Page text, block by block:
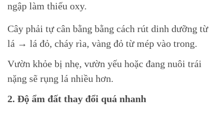
ngập làm thiếu oxy.
Cây phải tự cân bằng bằng cách rút dinh dưỡng từ
lá → lá đỏ, cháy rìa, vàng đỏ từ mép vào trong.
Vườn khỏe bị nhẹ, vườn yếu hoặc đang nuôi trái
nặng sẽ rụng lá nhiều hơn.
2. Độ ẩm đất thay đổi quá nhanh